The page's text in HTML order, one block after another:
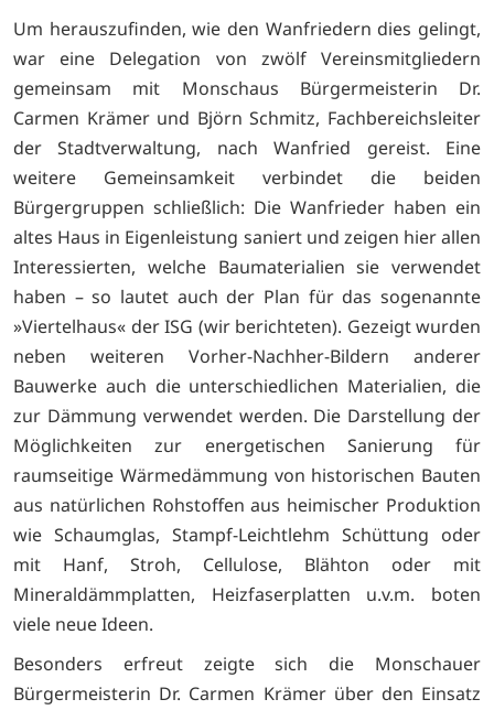
Um herauszufinden, wie den Wanfriedern dies gelingt,
war eine Delegation von zwölf Vereinsmitgliedern
gemeinsam mit Monschaus Bürgermeisterin Dr.
Carmen Krämer und Björn Schmitz, Fachbereichsleiter
der Stadtverwaltung, nach Wanfried gereist. Eine
weitere Gemeinsamkeit verbindet die beiden
Bürgergruppen schließlich: Die Wanfrieder haben ein
altes Haus in Eigenleistung saniert und zeigen hier allen
Interessierten, welche Baumaterialien sie verwendet
haben – so lautet auch der Plan für das sogenannte
»Viertelhaus« der ISG (wir berichteten). Gezeigt wurden
neben weiteren Vorher-Nachher-Bildern anderer
Bauwerke auch die unterschiedlichen Materialien, die
zur Dämmung verwendet werden. Die Darstellung der
Möglichkeiten zur energetischen Sanierung für
raumseitige Wärmedämmung von historischen Bauten
aus natürlichen Rohstoffen aus heimischer Produktion
wie Schaumglas, Stampf-Leichtlehm Schüttung oder
mit Hanf, Stroh, Cellulose, Blähton oder mit
Mineraldämmplatten, Heizfaserplatten u.v.m. boten
viele neue Ideen.
Besonders erfreut zeigte sich die Monschauer
Bürgermeisterin Dr. Carmen Krämer über den Einsatz